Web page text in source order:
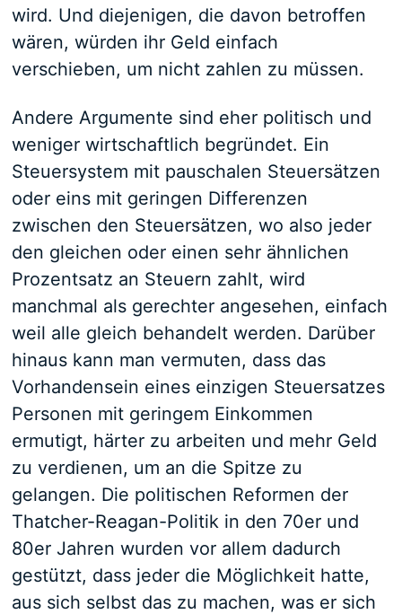
wird. Und diejenigen, die davon betroffen
wären, würden ihr Geld einfach
verschieben, um nicht zahlen zu müssen.
Andere Argumente sind eher politisch und
weniger wirtschaftlich begründet. Ein
Steuersystem mit pauschalen Steuersätzen
oder eins mit geringen Differenzen
zwischen den Steuersätzen, wo also jeder
den gleichen oder einen sehr ähnlichen
Prozentsatz an Steuern zahlt, wird
manchmal als gerechter angesehen, einfach
weil alle gleich behandelt werden. Darüber
hinaus kann man vermuten, dass das
Vorhandensein eines einzigen Steuersatzes
Personen mit geringem Einkommen
ermutigt, härter zu arbeiten und mehr Geld
zu verdienen, um an die Spitze zu
gelangen. Die politischen Reformen der
Thatcher-Reagan-Politik in den 70er und
80er Jahren wurden vor allem dadurch
gestützt, dass jeder die Möglichkeit hatte,
aus sich selbst das zu machen, was er sich